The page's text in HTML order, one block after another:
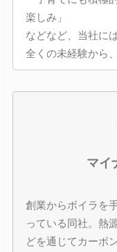
楽しみ」
などなど、当社に
全くの未経験から
マイ
創業からボイラを
っている同社。熱
どを通じてカーボ